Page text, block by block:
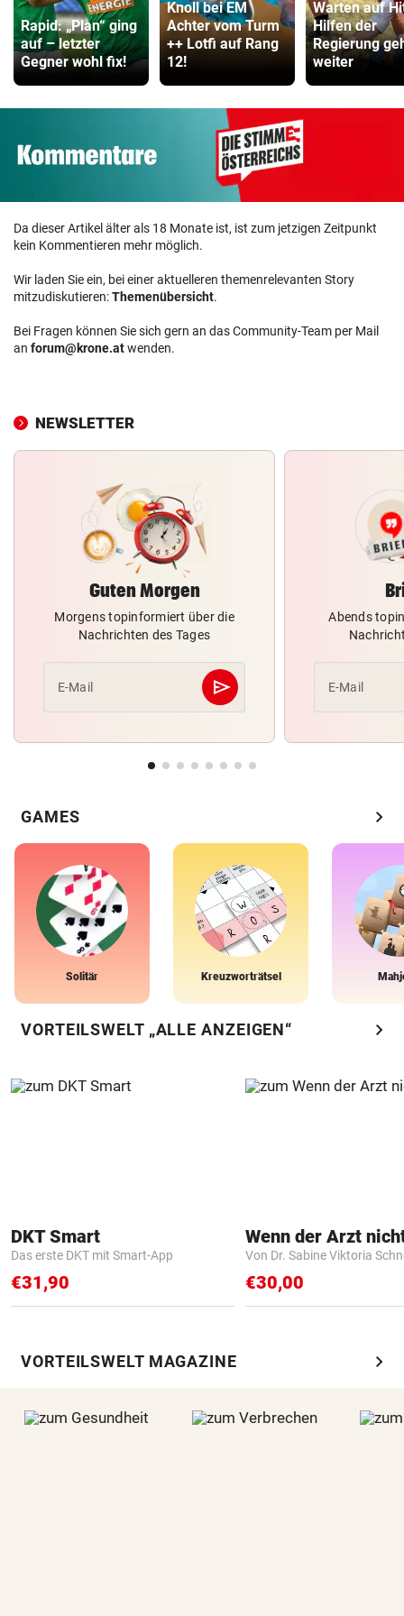
Rapid: „Plan“ ging
auf – letzter
Gegner wohl fix!
Knoll bei EM
Achter vom Turm
++ Lotfi auf Rang
12!
Warten auf
Hilfen der
Regierung
weiter
Da dieser Artikel älter als 18 Monate ist, ist zum jetzigen Zeitpunkt
kein Kommentieren mehr möglich.
Wir laden Sie ein, bei einer aktuelleren themenrelevanten Story
mitzudiskutieren:Themenübersicht.
Bei Fragen können Sie sich gern an das Community-Team per Mail
an forum@krone.atwenden.
NEWSLETTER
Guten Morgen
Morgens topinformiert über die
Nachrichten des Tages
E-Mail send
Abschicken
Abends
E-Mail
GAMES chevron_right
Solitär Kreuzworträtsel
VORTEILSWELT „ALLE ANZEIGEN“ chevron_right
DKT Smart
Das erste DKT mit Smart-App
€31,90
Von Dr. Sabine Viktoria
€30,00
VORTEILSWELT MAGAZINE chevron_right